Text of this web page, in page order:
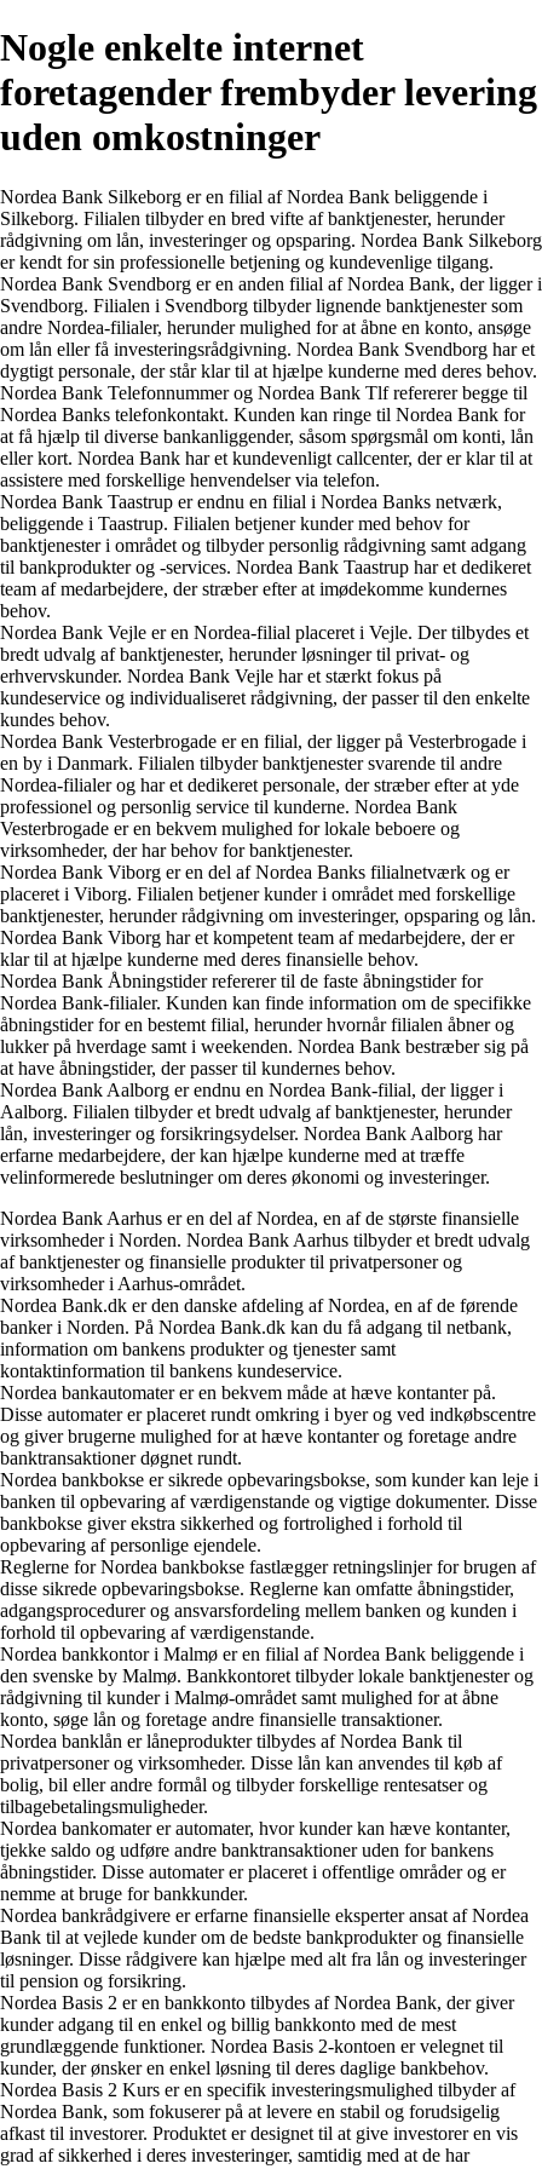
Nogle enkelte internet
foretagender frembyder levering
uden omkostninger
Nordea Bank Silkeborg er en filial af Nordea Bank beliggende i
Silkeborg. Filialen tilbyder en bred vifte af banktjenester, herunder
rådgivning om lån, investeringer og opsparing. Nordea Bank Silkeborg
er kendt for sin professionelle betjening og kundevenlige tilgang.
Nordea Bank Svendborg er en anden filial af Nordea Bank, der ligger i
Svendborg. Filialen i Svendborg tilbyder lignende banktjenester som
andre Nordea-filialer, herunder mulighed for at åbne en konto, ansøge
om lån eller få investeringsrådgivning. Nordea Bank Svendborg har et
dygtigt personale, der står klar til at hjælpe kunderne med deres behov.
Nordea Bank Telefonnummer og Nordea Bank Tlf refererer begge til
Nordea Banks telefonkontakt. Kunden kan ringe til Nordea Bank for
at få hjælp til diverse bankanliggender, såsom spørgsmål om konti, lån
eller kort. Nordea Bank har et kundevenligt callcenter, der er klar til at
assistere med forskellige henvendelser via telefon.
Nordea Bank Taastrup er endnu en filial i Nordea Banks netværk,
beliggende i Taastrup. Filialen betjener kunder med behov for
banktjenester i området og tilbyder personlig rådgivning samt adgang
til bankprodukter og -services. Nordea Bank Taastrup har et dedikeret
team af medarbejdere, der stræber efter at imødekomme kundernes
behov.
Nordea Bank Vejle er en Nordea-filial placeret i Vejle. Der tilbydes et
bredt udvalg af banktjenester, herunder løsninger til privat- og
erhvervskunder. Nordea Bank Vejle har et stærkt fokus på
kundeservice og individualiseret rådgivning, der passer til den enkelte
kundes behov.
Nordea Bank Vesterbrogade er en filial, der ligger på Vesterbrogade i
en by i Danmark. Filialen tilbyder banktjenester svarende til andre
Nordea-filialer og har et dedikeret personale, der stræber efter at yde
professionel og personlig service til kunderne. Nordea Bank
Vesterbrogade er en bekvem mulighed for lokale beboere og
virksomheder, der har behov for banktjenester.
Nordea Bank Viborg er en del af Nordea Banks filialnetværk og er
placeret i Viborg. Filialen betjener kunder i området med forskellige
banktjenester, herunder rådgivning om investeringer, opsparing og lån.
Nordea Bank Viborg har et kompetent team af medarbejdere, der er
klar til at hjælpe kunderne med deres finansielle behov.
Nordea Bank Åbningstider refererer til de faste åbningstider for
Nordea Bank-filialer. Kunden kan finde information om de specifikke
åbningstider for en bestemt filial, herunder hvornår filialen åbner og
lukker på hverdage samt i weekenden. Nordea Bank bestræber sig på
at have åbningstider, der passer til kundernes behov.
Nordea Bank Aalborg er endnu en Nordea Bank-filial, der ligger i
Aalborg. Filialen tilbyder et bredt udvalg af banktjenester, herunder
lån, investeringer og forsikringsydelser. Nordea Bank Aalborg har
erfarne medarbejdere, der kan hjælpe kunderne med at træffe
velinformerede beslutninger om deres økonomi og investeringer.
Nordea Bank Aarhus er en del af Nordea, en af de største finansielle
virksomheder i Norden. Nordea Bank Aarhus tilbyder et bredt udvalg
af banktjenester og finansielle produkter til privatpersoner og
virksomheder i Aarhus-området.
Nordea Bank.dk er den danske afdeling af Nordea, en af de førende
banker i Norden. På Nordea Bank.dk kan du få adgang til netbank,
information om bankens produkter og tjenester samt
kontaktinformation til bankens kundeservice.
Nordea bankautomater er en bekvem måde at hæve kontanter på.
Disse automater er placeret rundt omkring i byer og ved indkøbscentre
og giver brugerne mulighed for at hæve kontanter og foretage andre
banktransaktioner døgnet rundt.
Nordea bankbokse er sikrede opbevaringsbokse, som kunder kan leje i
banken til opbevaring af værdigenstande og vigtige dokumenter. Disse
bankbokse giver ekstra sikkerhed og fortrolighed i forhold til
opbevaring af personlige ejendele.
Reglerne for Nordea bankbokse fastlægger retningslinjer for brugen af
disse sikrede opbevaringsbokse. Reglerne kan omfatte åbningstider,
adgangsprocedurer og ansvarsfordeling mellem banken og kunden i
forhold til opbevaring af værdigenstande.
Nordea bankkontor i Malmø er en filial af Nordea Bank beliggende i
den svenske by Malmø. Bankkontoret tilbyder lokale banktjenester og
rådgivning til kunder i Malmø-området samt mulighed for at åbne
konto, søge lån og foretage andre finansielle transaktioner.
Nordea banklån er låneprodukter tilbydes af Nordea Bank til
privatpersoner og virksomheder. Disse lån kan anvendes til køb af
bolig, bil eller andre formål og tilbyder forskellige rentesatser og
tilbagebetalingsmuligheder.
Nordea bankomater er automater, hvor kunder kan hæve kontanter,
tjekke saldo og udføre andre banktransaktioner uden for bankens
åbningstider. Disse automater er placeret i offentlige områder og er
nemme at bruge for bankkunder.
Nordea bankrådgivere er erfarne finansielle eksperter ansat af Nordea
Bank til at vejlede kunder om de bedste bankprodukter og finansielle
løsninger. Disse rådgivere kan hjælpe med alt fra lån og investeringer
til pension og forsikring.
Nordea Basis 2 er en bankkonto tilbydes af Nordea Bank, der giver
kunder adgang til en enkel og billig bankkonto med de mest
grundlæggende funktioner. Nordea Basis 2-kontoen er velegnet til
kunder, der ønsker en enkel løsning til deres daglige bankbehov.
Nordea Basis 2 Kurs er en specifik investeringsmulighed tilbyder af
Nordea Bank, som fokuserer på at levere en stabil og forudsigelig
afkast til investorer. Produktet er designet til at give investorer en vis
grad af sikkerhed i deres investeringer, samtidig med at de har